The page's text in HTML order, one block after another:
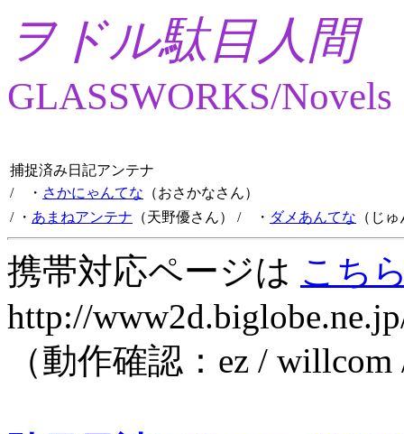
ヲドル駄目人間
GLASSWORKS/Novels
捕捉済み日記アンテナ
/ ・ さかにゃんてな （おさかなさん）
/ ・ あまねアンテナ （天野優さん） / ・ ダメあんてな （じ
携帯対応ページは こち
http://
（動作確認：ez /